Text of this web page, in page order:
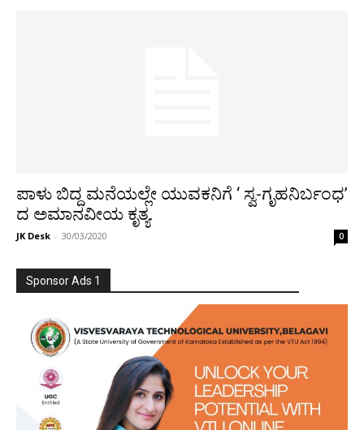
ಪಾಳು ಬಿದ್ದ ಮನೆಯಲ್ಲೇ ಯುವಕನಿಗೆ ‘ ಸ್ವ-ಗೃಹನಿರ್ಬಂಧ’
ದ ಅಮಾನವೀಯ ಕೃತ್ಯ.
JK Desk - 30/03/2020 0
Sponsor Ads 1